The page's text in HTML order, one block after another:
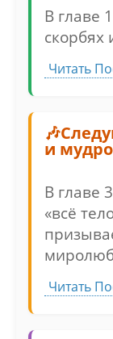
В главе
скорбях
Читать
и
В главе
«всё
Читать